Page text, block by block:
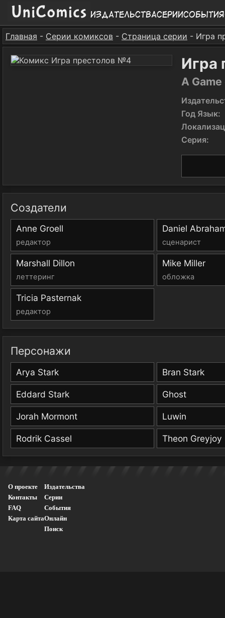
ИздательстваСерииСобытия
Главная - Серии комиксов - Страница серии - Игра
Игра
A
Год Язык:
Серия:
Создатели
Anne Groell
редактор
Daniel
сценарист
Marshall Dillon
леттеринг
Mike Miller
обложка
Tricia Pasternak
редактор
Персонажи
Arya Stark Bran Stark
Eddard Stark Ghost
Jorah Mormont Luwin
Rodrik Cassel Theon Greyjoy
О проекте
Контакты
FAQ
Карта сайта
Издательства
Серии
События
Онлайн
Поиск